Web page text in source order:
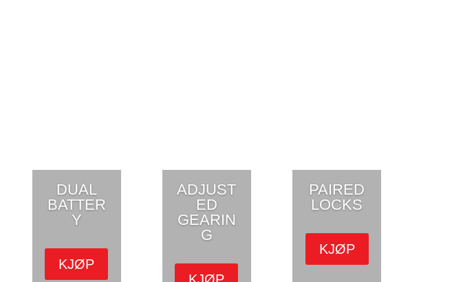
DUAL
BATTER
Y
KJØP
ADJUST
ED
GEARIN
G
PAIRED
LOCKS
KJØP